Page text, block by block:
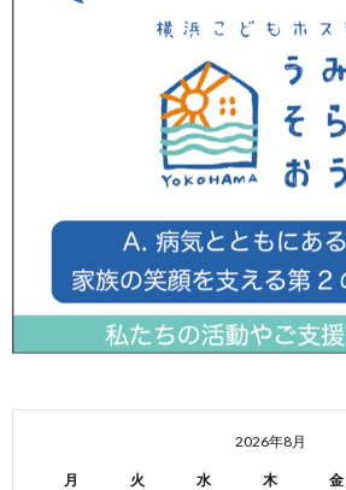
2026年8月
月 火 水 木 金